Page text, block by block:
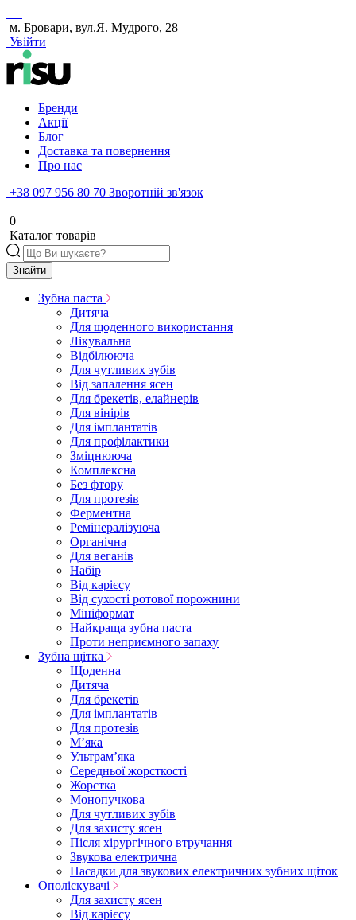
м. Бровари, вул.Я. Мудрого, 28
Увійти
Бренди
Акції
Блог
Доставка та повернення
Про нас
+38 097 956 80 70 Зворотній зв'язок
0
Каталог товарів
Знайти
Зубна паста
Дитяча
Для щоденного використання
Лікувальна
Відбілююча
Для чутливих зубів
Від запалення ясен
Для брекетів, елайнерів
Для вінірів
Для імплантатів
Для профілактики
Зміцнююча
Комплексна
Без фтору
Для протезів
Ферментна
Ремінералізуюча
Органічна
Для веганів
Набір
Від карієсу
Від сухості ротової порожнини
Мініформат
Найкраща зубна паста
Проти неприємного запаху
Зубна щітка
Щоденна
Дитяча
Для брекетів
Для імплантатів
Для протезів
Мʼяка
Ультрамʼяка
Середньої жорсткості
Жорстка
Монопучкова
Для чутливих зубів
Для захисту ясен
Після хірургічного втручання
Звукова електрична
Насадки для звукових електричних зубних щіток
Ополіскувачі
Для захисту ясен
Від карієсу